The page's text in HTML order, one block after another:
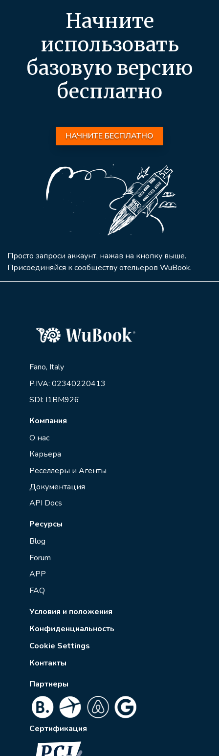
Начните
использовать
базовую версию
бесплатно
НАЧНИТЕ БЕСПЛАТНО
Просто запроси аккаунт, нажав на кнопку выше.
Присоединяйся к сообществу отельеров WuBook.
Fano, Italy
P.IVA: 02340220413
SDI: I1BM926
Компания
О нас
Карьера
Реселлеры и Агенты
Документация
API Docs
Ресурсы
Blog
Forum
APP
FAQ
Условия и положения
Конфиденциальность
Cookie Settings
Контакты
Партнеры
Сертификация